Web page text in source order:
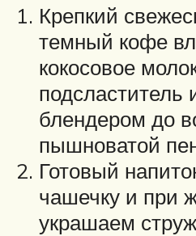
Крепкий
темный кофе
кокосовое
подсластитель
блендером до
пышноватой
Готовый
чашечку и при
украшаем